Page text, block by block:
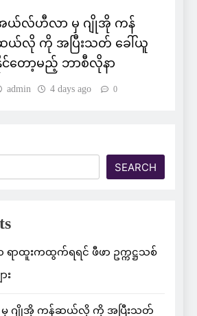
ယ်လ်ဟီလာ မှ ဂျိုအို ကန်
ယ်လို ကို အပြီးသတ် ခေါ်ယူ
င်တော့မည့် ဘာစီလိုနာ
admin 4 days ago 0
SEARCH
ာထူးကထွက်ရရင် ဖီဖာ ဥက္ကဋ္ဌသစ်
း
ဂျိုအို ကန်ဆယ်လို ကို အပြီးသတ်